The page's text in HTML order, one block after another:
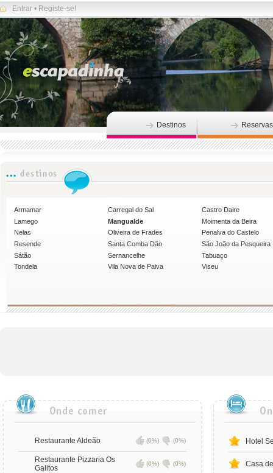
Entrar • Registe-se!
Destinos Reservas
Armamar Carregal do Sal
Castro Daire
Lamego
Mangualde
Moimenta da Beira
Nelas
Oliveira de Frades
Penalva do Castelo
Resende
Santa Comba Dão
São João da Pesqueira
Sátão
Sernancelhe
Tabuaço
Tondela
Vila Nova de Paiva Viseu
Restaurante Aldeão (0%) (0%)
Restaurante Pizzaria Os
Galitos
(0%) (0%)
Hotel
Casa